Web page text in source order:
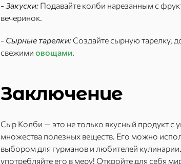
- Закуски: Подавайте колби нарезанным с
вечеринок.
- Сырные тарелки:Создайте сырную тарелку,
свежими овощами.
Заключение
Сыр Колби — это не только вкусный продукт с
множества полезных веществ. Его можно
выбором для гурманов и любителей
употребляйте его в меру! Откройте для себя